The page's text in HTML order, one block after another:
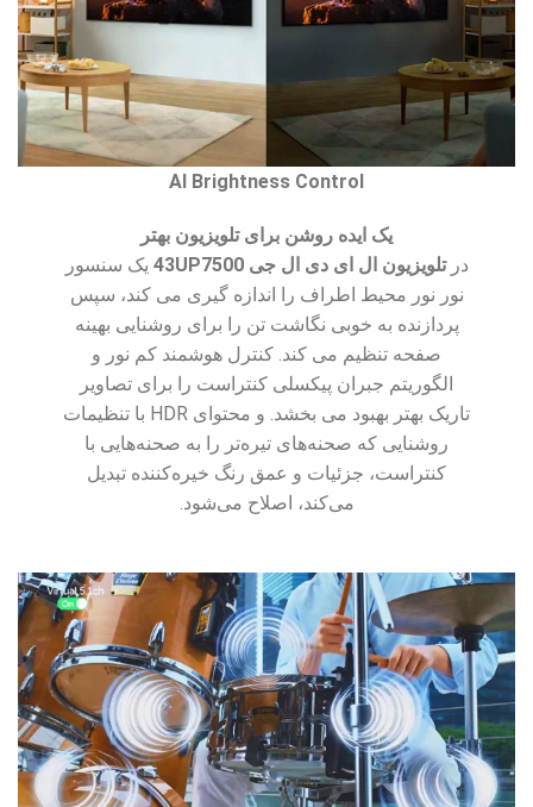
AI Brightness Control
یک ایده روشن برای تلویزیون بهتر
درتلویزیون ال ای دی ال جی 43UP7500
یک سنسور
نور نور محیط اطراف را اندازه گیری می کند، سپس
پردازنده به خوبی نگاشت تن را برای روشنایی بهینه
صفحه تنظیم می کند. کنترل هوشمند کم نور و
الگوریتم جبران پیکسلی کنتراست را برای تصاویر
تاریک بهتر بهبود می بخشد. و محتوای HDR با تنظیمات
روشنایی که صحنه‌های تیره‌تر را به صحنه‌هایی با
کنتراست، جزئیات و عمق رنگ خیره‌کننده تبدیل
می‌کند، اصلاح می‌شود.